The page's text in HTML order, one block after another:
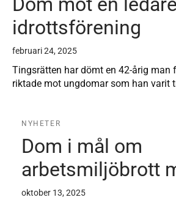
idrottsförening
februari 24, 2025
Tingsrätten har dömt en 42-årig man
riktade mot ungdomar som han varit
NYHETER
Dom i mål om
arbetsmiljöbrott
oktober 13, 2025